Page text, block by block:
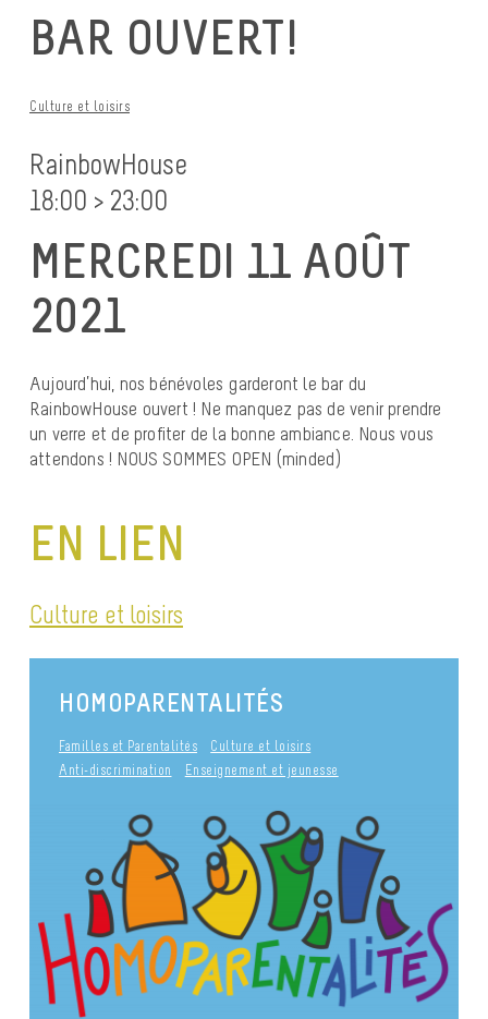
BAR OUVERT!
Culture et loisirs
RainbowHouse
18:00 > 23:00
MERCREDI 11 AOÛT
2021
Aujourd’hui, nos bénévoles garderont le bar du
RainbowHouse ouvert ! Ne manquez pas de venir prendre
un verre et de profiter de la bonne ambiance. Nous vous
attendons ! NOUS SOMMES OPEN (minded)
EN LIEN
Culture et loisirs
HOMOPARENTALITÉS
Familles et Parentalités
Culture et loisirs
Anti-discrimination
Enseignement et jeunesse